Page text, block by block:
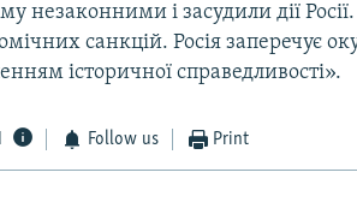
незаконними і засудили дії
санкцій. Росія заперечує
історичної справедливості».
Follow us Print